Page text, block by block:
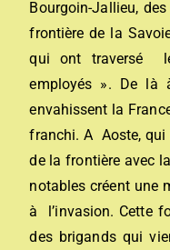
Bourgoin-Jallieu,
frontière de la
qui ont traversé
employés ». De là
envahissent la
franchi. A Aoste, qui
de la frontière avec
notables créent une
à l’invasion. Cette
des brigands qui